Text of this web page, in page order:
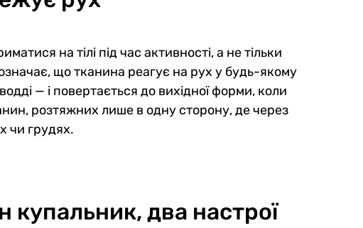
на тілі під час активності, а не тільки
що тканина реагує на рух у будь-якому
— і повертається до вихідної форми, коли
розтяжних лише в одну сторону, де через
чи грудях.
два настрої